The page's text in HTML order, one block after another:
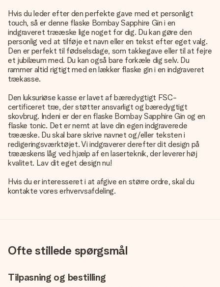
Hvis du leder efter den perfekte gave med et personligt
touch, så er denne flaske Bombay Sapphire Gin i en
indgraveret trææske lige noget for dig. Du kan gøre den
personlig ved at tilføje et navn eller en tekst efter eget valg.
Den er perfekt til fødselsdage, som takkegave eller til at fejre
et jubilæum med. Du kan også bare forkæle dig selv. Du
rammer altid rigtigt med en lækker flaske gin i en indgraveret
trækasse.
Den luksuriøse kasse er lavet af bæredygtigt FSC-
certificeret træ, der støtter ansvarligt og bæredygtigt
skovbrug. Indeni er der en flaske Bombay Sapphire Gin og en
flaske tonic. Det er nemt at lave din egen indgraverede
trææske. Du skal bare skrive navnet og/eller teksten i
redigeringsværktøjet. Vi indgraverer derefter dit design på
trææskens låg ved hjælp af en laserteknik, der leverer høj
kvalitet. Lav dit eget design nu!
Hvis du er interesseret i at afgive en større ordre, skal du
kontakte vores erhvervsafdeling.
Ofte stillede spørgsmål
Tilpasning og bestilling